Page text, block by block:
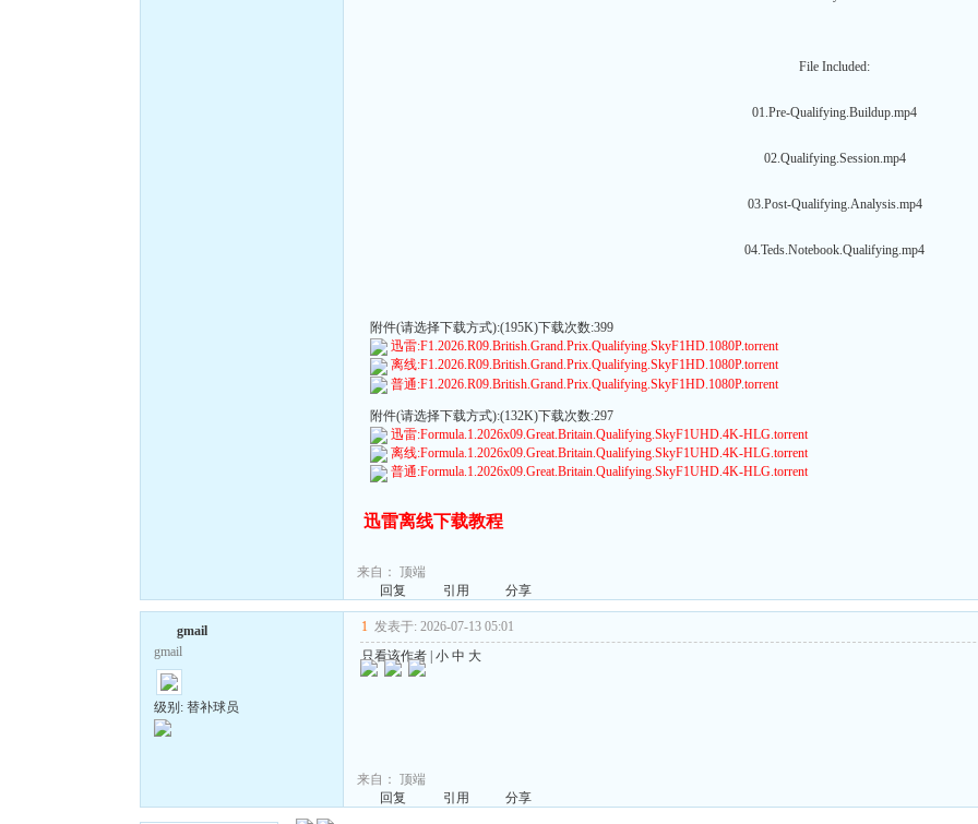
File Included:
01.Pre-Qualifying.Buildup.mp4
02.Qualifying.Session.mp4
03.Post-Qualifying.Analysis.mp4
04.Teds.Notebook.Qualifying.mp4
附件(请选择下载方式):(195K)下载次数:399
迅雷:F1.2026.R09.British.Grand.Prix.Qualifying.SkyF1HD.1080P.torrent
离线:F1.2026.R09.British.Grand.Prix.Qualifying.SkyF1HD.1080P.torrent
普通:F1.2026.R09.British.Grand.Prix.Qualifying.SkyF1HD.1080P.torrent
附件(请选择下载方式):(132K)下载次数:297
迅雷:Formula.1.2026x09.Great.Britain.Qualifying.SkyF1UHD.4K-HLG.torrent
离线:Formula.1.2026x09.Great.Britain.Qualifying.SkyF1UHD.4K-HLG.torrent
普通:Formula.1.2026x09.Great.Britain.Qualifying.SkyF1UHD.4K-HLG.torrent
迅雷离线下载教程
来自： 顶端
回复
引用 分享
gmail
gmail
级别: 替补球员
1 发表于: 2026-07-13 05:01
只看该作者| 小 中 大
来自： 顶端
回复
引用 分享